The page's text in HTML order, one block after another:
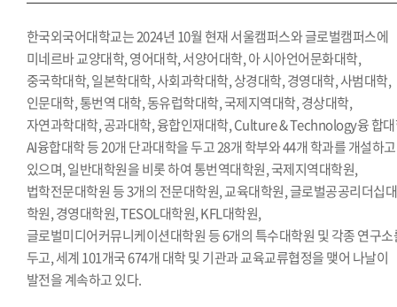
한국외국어대학교는 2024년 10월 현재 서울캠퍼스와 글로벌캠퍼스에
미네르바 교양대학, 영어대학, 서양어대학, 아 시아언어문화대학,
중국학대학, 일본학대학, 사회과학대학, 상경대학, 경영대학, 사범대학,
인문대학, 통번역 대학, 동유럽학대학, 국제지역대학, 경상대학,
자연과학대학, 공과대학, 융합인재대학, Culture & Technology융 합
AI융합대학 등 20개 단과대학을 두고 28개 학부와 44개 학과를 개설하고
있으며, 일반대학원을 비롯 하여 통번역대학원, 국제지역대학원,
법학전문대학원 등 3개의 전문대학원, 교육대학원, 글로벌공공리더십대
학원, 경영대학원, TESOL대학원, KFL대학원,
글로벌미디어커뮤니케이션대학원 등 6개의 특수대학원 및 각종 연구소
두고, 세계 101개국 674개 대학 및 기관과 교육교류협정을 맺어 나날이
발전을 계속하고 있다.